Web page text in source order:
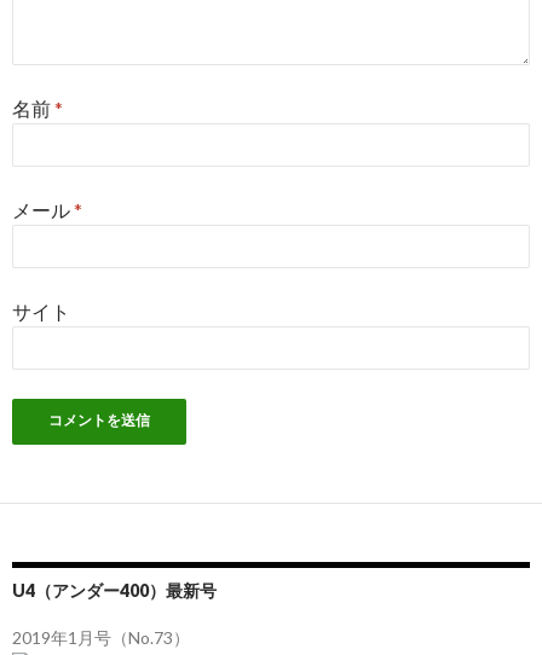
名前*
メール*
サイト
U4（アンダー400）最新号
2019年1月号（No.73）